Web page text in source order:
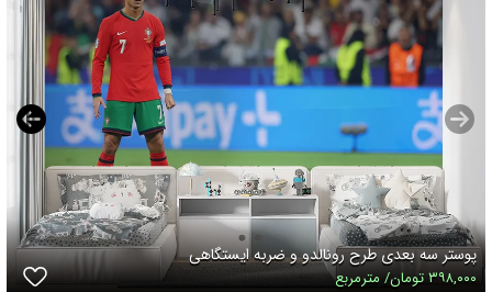
پوستر سه بعدی طرح رونالدو و ضربه ایستگاهی
۳۹۸,۰۰۰ تومان/ مترمربع